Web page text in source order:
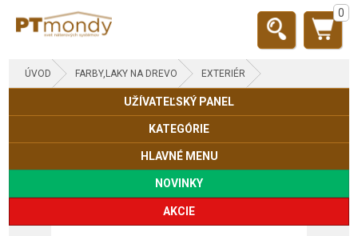
0
ÚVOD FARBY,LAKY NA DREVO EXTERIÉR
DREVENÉ DOMY, ZRUBYUŽÍVATEĽSKÝ PANEL
KATEGÓRIE
HLAVNÉ MENU
NOVINKY
AKCIE